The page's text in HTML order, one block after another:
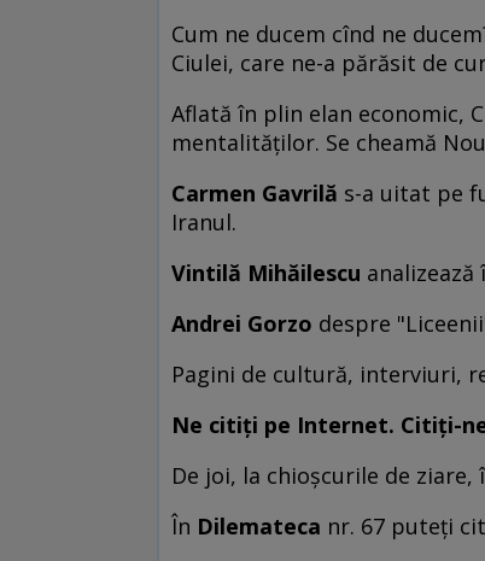
Cum ne ducem cînd ne
Ciulei, care ne-a părăsit de
Aflată în plin elan economic,
mentalităţilor. Se cheamă
Carmen Gavrilă s-a uitat pe
Iranul.
Vintilă Mihăilescu
Andrei Gorzo despre
Pagini de cultură, interviuri,
Ne citiţi pe Internet. Citiţi-
De joi, la chioşcurile de ziare,
În Dilemateca nr. 67 puteţi